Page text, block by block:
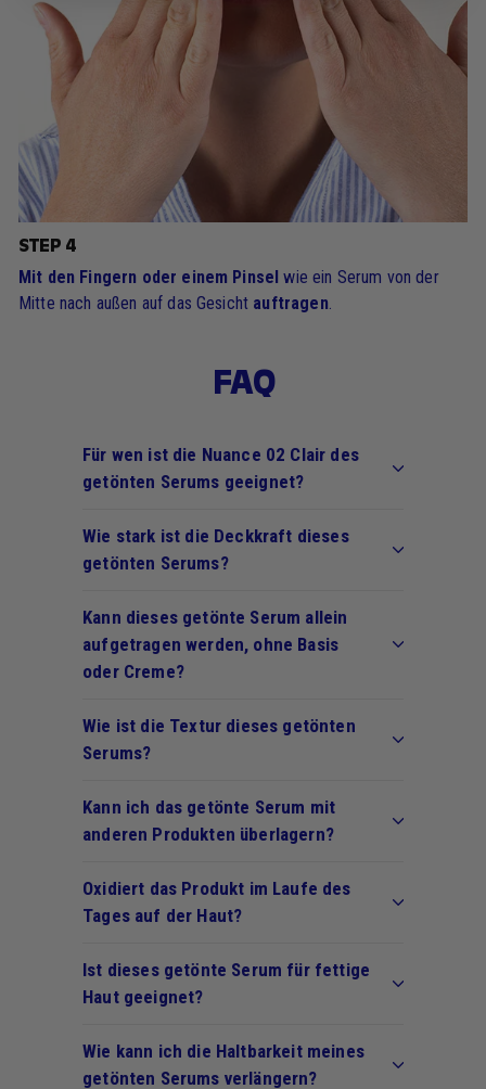
STEP 4
Mit den Fingern oder einem Pinsel wie ein Serum von der
Mitte nach außen auf das Gesicht auftragen.
FAQ
Für wen ist die Nuance 02 Clair des
getönten Serums geeignet?
Wie stark ist die Deckkraft dieses
getönten Serums?
Kann dieses getönte Serum allein
aufgetragen werden, ohne Basis
oder Creme?
Wie ist die Textur dieses getönten
Serums?
Kann ich das getönte Serum mit
anderen Produkten überlagern?
Oxidiert das Produkt im Laufe des
Tages auf der Haut?
Ist dieses getönte Serum für fettige
Haut geeignet?
Wie kann ich die Haltbarkeit meines
getönten Serums verlängern?